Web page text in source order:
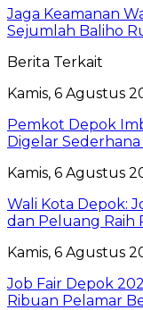
Jaga Keamanan
Sejumlah Baliho
Berita Terkait
Kamis, 6 Agustus
Pemkot Depok
Digelar
Kamis, 6 Agustus
Wali Kota Depok:
dan Peluang Raih
Kamis, 6 Agustus
Job Fair Depok
Ribuan Pelamar